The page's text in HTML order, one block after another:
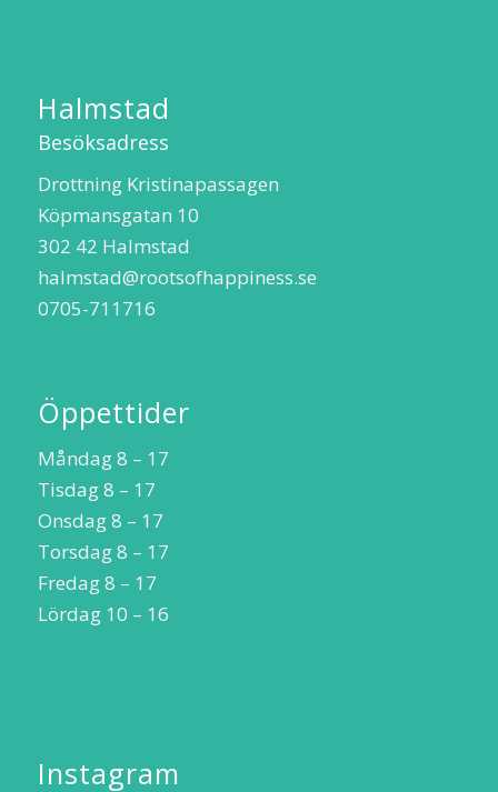
Halmstad
Besöksadress
Drottning Kristinapassagen
Köpmansgatan 10
302 42 Halmstad
halmstad@rootsofhappiness.se
0705-711716
Öppettider
Måndag 8 – 17
Tisdag 8 – 17
Onsdag 8 – 17
Torsdag 8 – 17
Fredag 8 – 17
Lördag 10 – 16
Instagram